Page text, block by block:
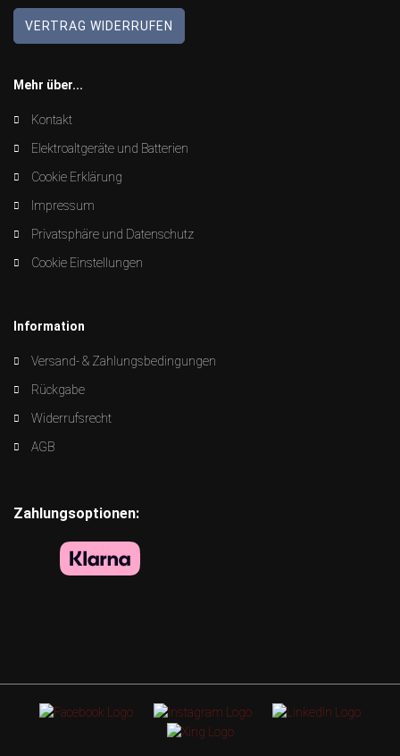
VERTRAG WIDERRUFEN
Mehr über...
Kontakt
Elektroaltgeräte und Batterien
Cookie Erklärung
Impressum
Privatsphäre und Datenschutz
Cookie Einstellungen
Information
Versand- & Zahlungsbedingungen
Rückgabe
Widerrufsrecht
AGB
Zahlungsoptionen: